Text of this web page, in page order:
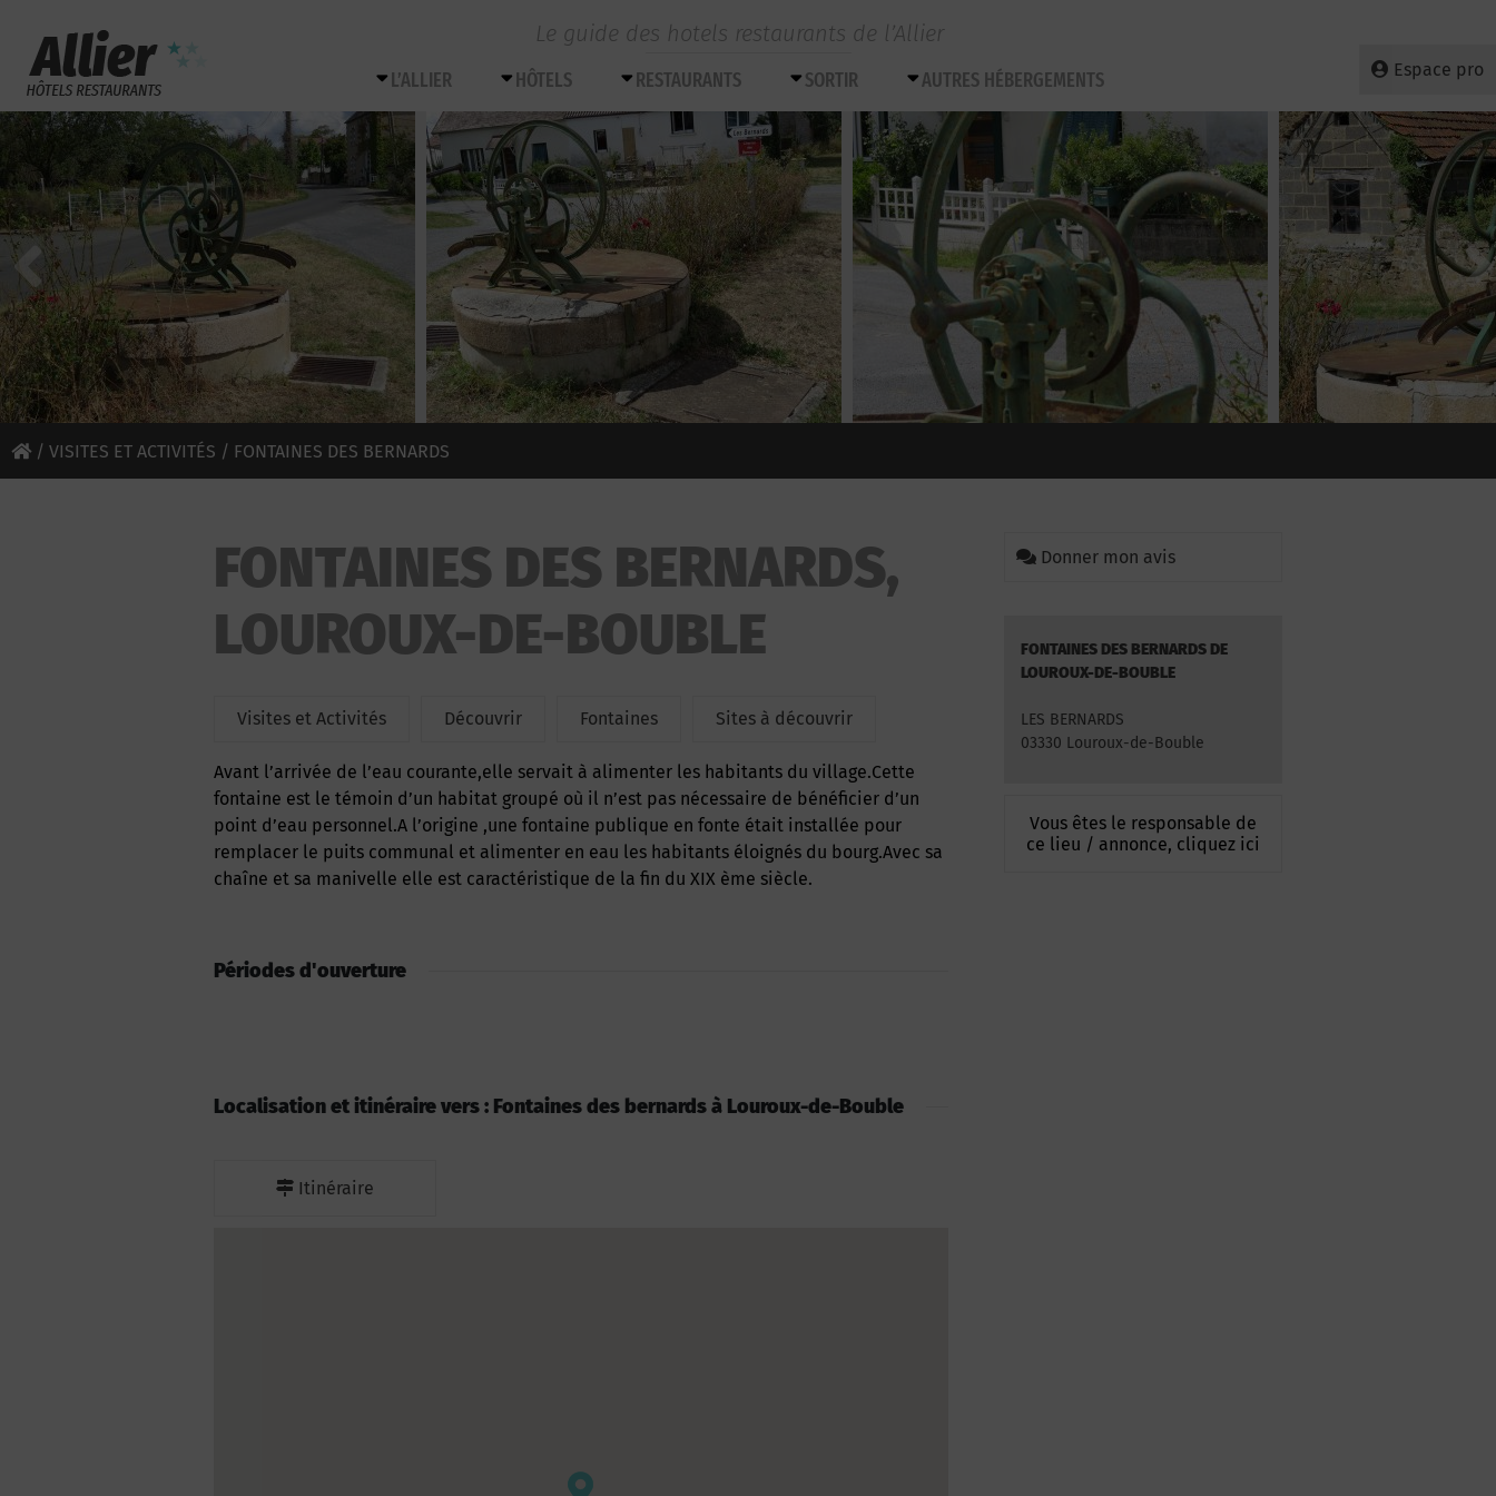
Le guide des hotels restaurants de l’Allier
Espace pro
L’ALLIER HÔTELS RESTAURANTS SORTIR AUTRES HÉBERGEMENTS
/ VISITES ET ACTIVITÉS / FONTAINES DES BERNARDS
FONTAINES DES BERNARDS,
LOUROUX-DE-BOUBLE
Visites et Activités Découvrir Fontaines Sites à découvrir
Avant l’arrivée de l’eau courante,elle servait à alimenter les habitants du village.Cette
fontaine est le témoin d’un habitat groupé où il n’est pas nécessaire de bénéficier d’un
point d’eau personnel.A l’origine ,une fontaine publique en fonte était installée pour
remplacer le puits communal et alimenter en eau les habitants éloignés du bourg.Avec sa
chaîne et sa manivelle elle est caractéristique de la fin du XIX ème siècle.
Donner mon avis
FONTAINES DES BERNARDS DE
LOUROUX-DE-BOUBLE
LES BERNARDS
03330 Louroux-de-Bouble
Vous êtes le responsable de
ce lieu / annonce, cliquez ici
Périodes d'ouverture
Localisation et itinéraire vers : Fontaines des bernards à Louroux-de-Bouble
Itinéraire